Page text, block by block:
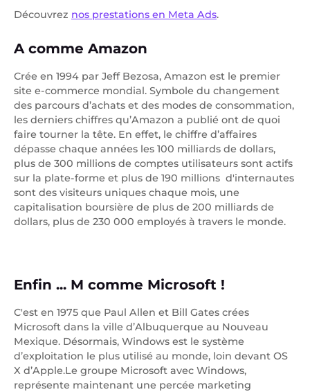
Découvrez nos prestations en Meta Ads.
A comme Amazon
Crée en 1994 par Jeff Bezosa, Amazon est le premier
site e-commerce mondial. Symbole du changement
des parcours d’achats et des modes de consommation,
les derniers chiffres qu’Amazon a publié ont de quoi
faire tourner la tête. En effet, le chiffre d’affaires
dépasse chaque années les 100 milliards de dollars,
plus de 300 millions de comptes utilisateurs sont actifs
sur la plate-forme et plus de 190 millions d'internautes
sont des visiteurs uniques chaque mois, une
capitalisation boursière de plus de 200 milliards de
dollars, plus de 230 000 employés à travers le monde.
Enfin ... M comme Microsoft !
C'est en 1975 que Paul Allen et Bill Gates crées
Microsoft dans la ville d’Albuquerque au Nouveau
Mexique. Désormais, Windows est le système
d’exploitation le plus utilisé au monde, loin devant OS
X d’Apple.Le groupe Microsoft avec Windows,
représente maintenant une percée marketing